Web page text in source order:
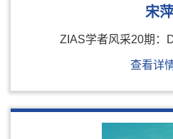
宋萍
ZIAS学者风采20期：
查看详